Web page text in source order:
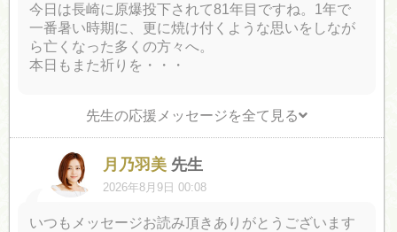
今日は長崎に原爆投下されて81年目ですね。1年で
一番暑い時期に、更に焼け付くような思いをしなが
ら亡くなった多くの方々へ。
本日もまた祈りを・・・
先生の応援メッセージを全て見る
月乃羽美 先生
2026年8月9日 00:08
いつもメッセージお読み頂きありがとうございます